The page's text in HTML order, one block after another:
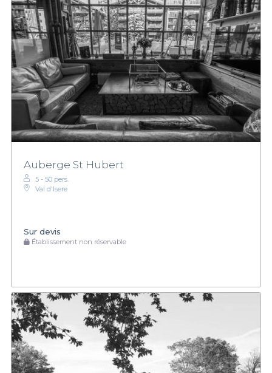
Auberge St Hubert
5 - 50 pers.
Val d'Isere
Sur devis
Établissement non réservable